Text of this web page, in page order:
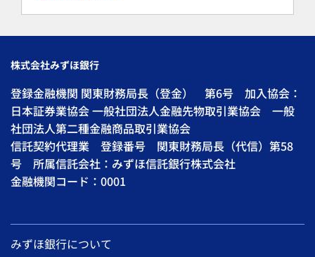
株式会社みずほ銀行
登録金融機関 関東財務局長（登金） 第6号 加入協会：
日本証券業協会 一般社団法人金融先物取引業協会 一般
社団法人第二種金融商品取引業協会
信託契約代理業 登録番号 関東財務局長（代信）第58
号 所属信託会社：みずほ信託銀行株式会社
金融機関コード：0001
みずほ銀行について